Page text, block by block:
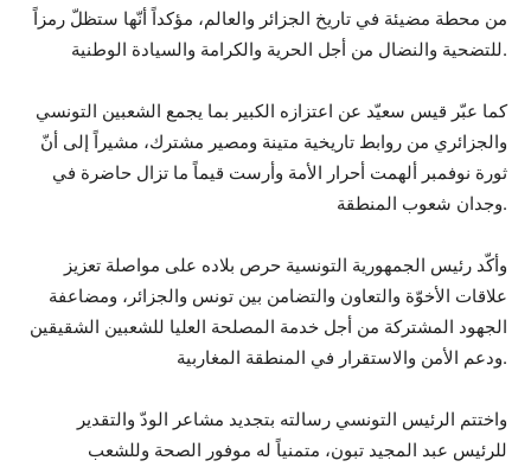
من محطة مضيئة في تاريخ الجزائر والعالم، مؤكداً أنّها ستظلّ رمزاً
للتضحية والنضال من أجل الحرية والكرامة والسيادة الوطنية.
كما عبّر قيس سعيّد عن اعتزازه الكبير بما يجمع الشعبين التونسي
والجزائري من روابط تاريخية متينة ومصير مشترك، مشيراً إلى أنّ
ثورة نوفمبر ألهمت أحرار الأمة وأرست قيماً ما تزال حاضرة في
وجدان شعوب المنطقة.
وأكّد رئيس الجمهورية التونسية حرص بلاده على مواصلة تعزيز
علاقات الأخوّة والتعاون والتضامن بين تونس والجزائر، ومضاعفة
الجهود المشتركة من أجل خدمة المصلحة العليا للشعبين الشقيقين
ودعم الأمن والاستقرار في المنطقة المغاربية.
واختتم الرئيس التونسي رسالته بتجديد مشاعر الودّ والتقدير
للرئيس عبد المجيد تبون، متمنياً له موفور الصحة وللشعب